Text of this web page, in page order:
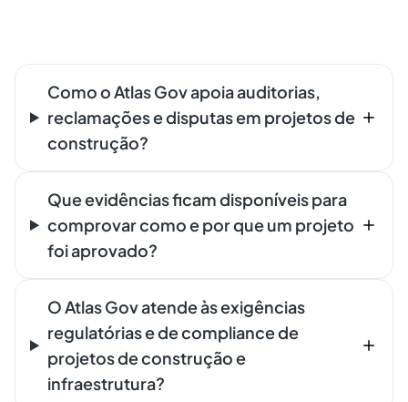
Como o Atlas Gov apoia auditorias,
reclamações e disputas em projetos de
construção?
Que evidências ficam disponíveis para
comprovar como e por que um projeto
foi aprovado?
O Atlas Gov atende às exigências
regulatórias e de compliance de
projetos de construção e
infraestrutura?